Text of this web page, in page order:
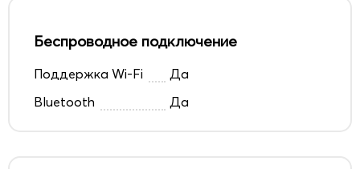
Беспроводное подключение
Поддержка Wi-Fi
Да
Bluetooth
Да